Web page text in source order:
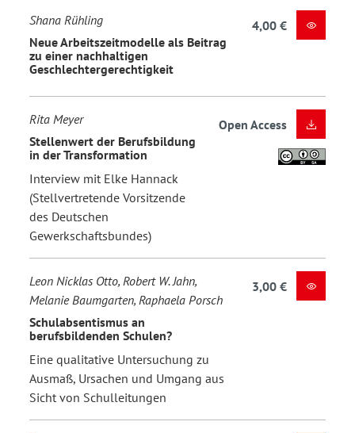
Shana Rühling
Neue Arbeitszeitmodelle als Beitrag
zu einer nachhaltigen
Geschlechtergerechtigkeit
4,00 €
Rita Meyer
Stellenwert der Berufsbildung
in der Transformation
Interview mit Elke Hannack
(Stellvertretende Vorsitzende
des Deutschen
Gewerkschaftsbundes)
Open Access
Leon Nicklas Otto, Robert W. Jahn,
Melanie Baumgarten, Raphaela Porsch
Schulabsentismus an
berufsbildenden Schulen?
Eine qualitative Untersuchung zu
Ausmaß, Ursachen und Umgang aus
Sicht von Schulleitungen
3,00 €